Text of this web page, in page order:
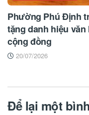
Phường Phú Định
tặng danh hiệu
cộng đồng
20/07/2026
Để lại một